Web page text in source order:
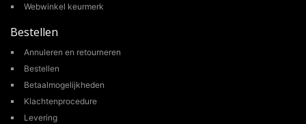
Webwinkel keurmerk
Bestellen
Annuleren en retourneren
Bestellen
Betaalmogelijkheden
Klachtenprocedure
Levering